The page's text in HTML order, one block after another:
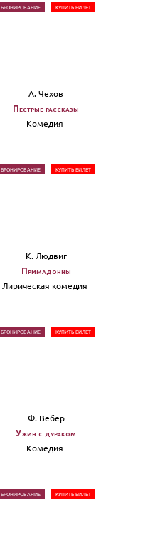
БРОНИРОВАНИЕ КУПИТЬ БИЛЕТ
А. Чехов
Пёстрые рассказы
Комедия
БРОНИРОВАНИЕ КУПИТЬ БИЛЕТ
К. Людвиг
Примадонны
Лирическая комедия
БРОНИРОВАНИЕ КУПИТЬ БИЛЕТ
Ф. Вебер
Ужин с дураком
Комедия
БРОНИРОВАНИЕ КУПИТЬ БИЛЕТ